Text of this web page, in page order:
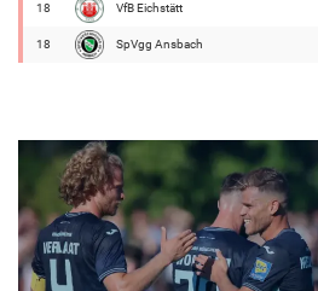
18 VfB Eichstätt
18 SpVgg Ansbach